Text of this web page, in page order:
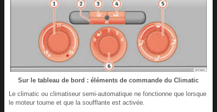
Sur le tableau de bord : éléments de commande du Climatic
Le climatic ou climatiseur semi-automatique ne fonctionne que lorsque
le moteur tourne et que la soufflante est activée.